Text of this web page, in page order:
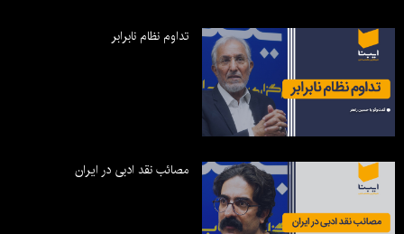
تداوم نظام نابرابر
مصائب نقد ادبی در ایران